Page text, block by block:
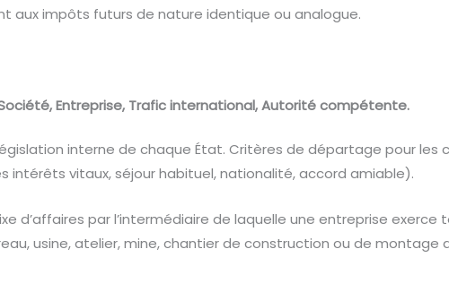
aux impôts futurs de nature identique ou analogue.
Entreprise, Trafic international,Autorité compétente.
interne de chaque État. Critères de départage pour les
intérêts vitaux, séjour habituel, nationalité, accord amiable).
d’affaires par l’intermédiaire de laquelle une entreprise
usine, atelier, mine, chantier de construction ou de montage